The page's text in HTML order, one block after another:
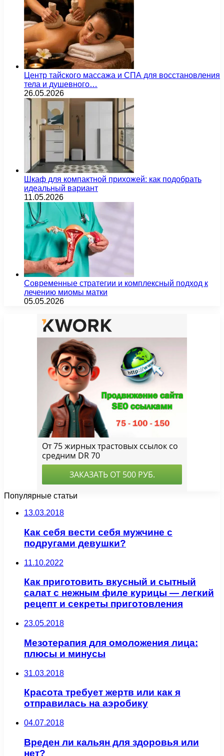
Центр тайского массажа и СПА для восстановления
тела и душевного…
26.05.2026
Шкаф для компактной прихожей: как подобрать
идеальный вариант
11.05.2026
Современные стратегии и комплексный подход к
лечению миомы матки
05.05.2026
Популярные статьи
13.03.2018
Как себя вести себя мужчине с
подругами девушки?
11.10.2022
Как приготовить вкусный и сытный
салат с нежным филе курицы — легкий
рецепт и секреты приготовления
23.05.2018
Мезотерапия для омоложения лица:
плюсы и минусы
31.03.2018
Красота требует жертв или как я
отправилась на аэробику
04.07.2018
Вреден ли кальян для здоровья или
нет?